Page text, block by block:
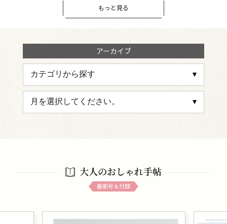
もっと見る
アーカイブ
大人のおしゃれ手帖
最新号＆付録